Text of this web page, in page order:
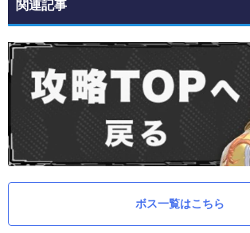
関連記事
ボス一覧はこちら